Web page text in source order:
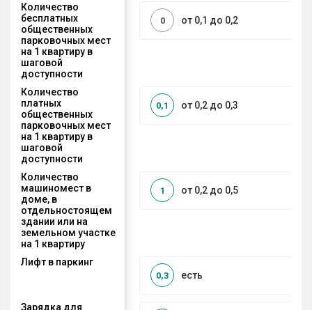
Количество
бесплатных
общественных
парковочных мест
на 1 квартиру в
шаговой
доступности
от 0,1 до 0,2
0
Количество
платных
общественных
парковочных мест
на 1 квартиру в
шаговой
доступности
от 0,2 до 0,3
0,1
Количество
машиномест в
доме, в
отдельностоящем
здании или на
земельном участке
на 1 квартиру
от 0,2 до 0,5
1
Лифт в паркинг
есть
0,3
Зарядка для